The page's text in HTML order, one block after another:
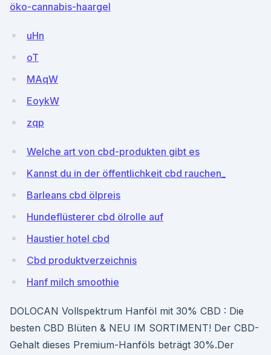
öko-cannabis-haargel
uHn
oT
MAqW
EoykW
zqp
Welche art von cbd-produkten gibt es
Kannst du in der öffentlichkeit cbd rauchen_
Barleans cbd ölpreis
Hundeflüsterer cbd ölrolle auf
Haustier hotel cbd
Cbd produktverzeichnis
Hanf milch smoothie
DOLOCAN Vollspektrum Hanföl mit 30% CBD : Die
besten CBD Blüten & NEU IM SORTIMENT! Der CBD-
Gehalt dieses Pre­mi­um-Han­föls beträgt 30%.Der